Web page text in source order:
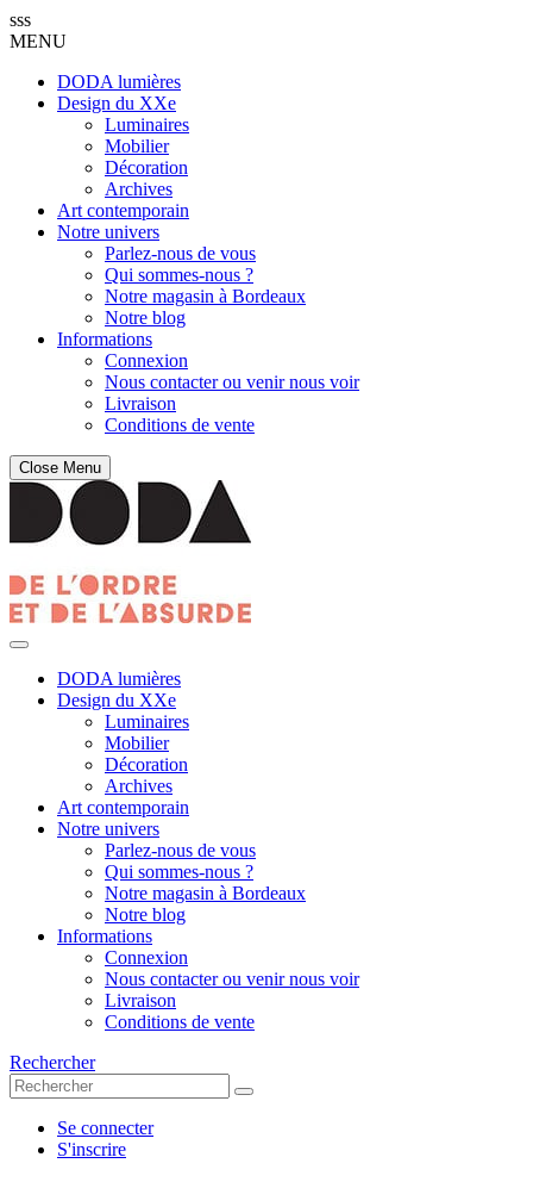
sss
MENU
DODA lumières
Design du XXe
Luminaires
Mobilier
Décoration
Archives
Art contemporain
Notre univers
Parlez-nous de vous
Qui sommes-nous ?
Notre magasin à Bordeaux
Notre blog
Informations
Connexion
Nous contacter ou venir nous voir
Livraison
Conditions de vente
Close Menu
DODA lumières
Design du XXe
Luminaires
Mobilier
Décoration
Archives
Art contemporain
Notre univers
Parlez-nous de vous
Qui sommes-nous ?
Notre magasin à Bordeaux
Notre blog
Informations
Connexion
Nous contacter ou venir nous voir
Livraison
Conditions de vente
Rechercher
Se connecter
S'inscrire